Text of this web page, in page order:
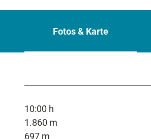
Fotos & Karte
10:00 h
1.860 m
697 m